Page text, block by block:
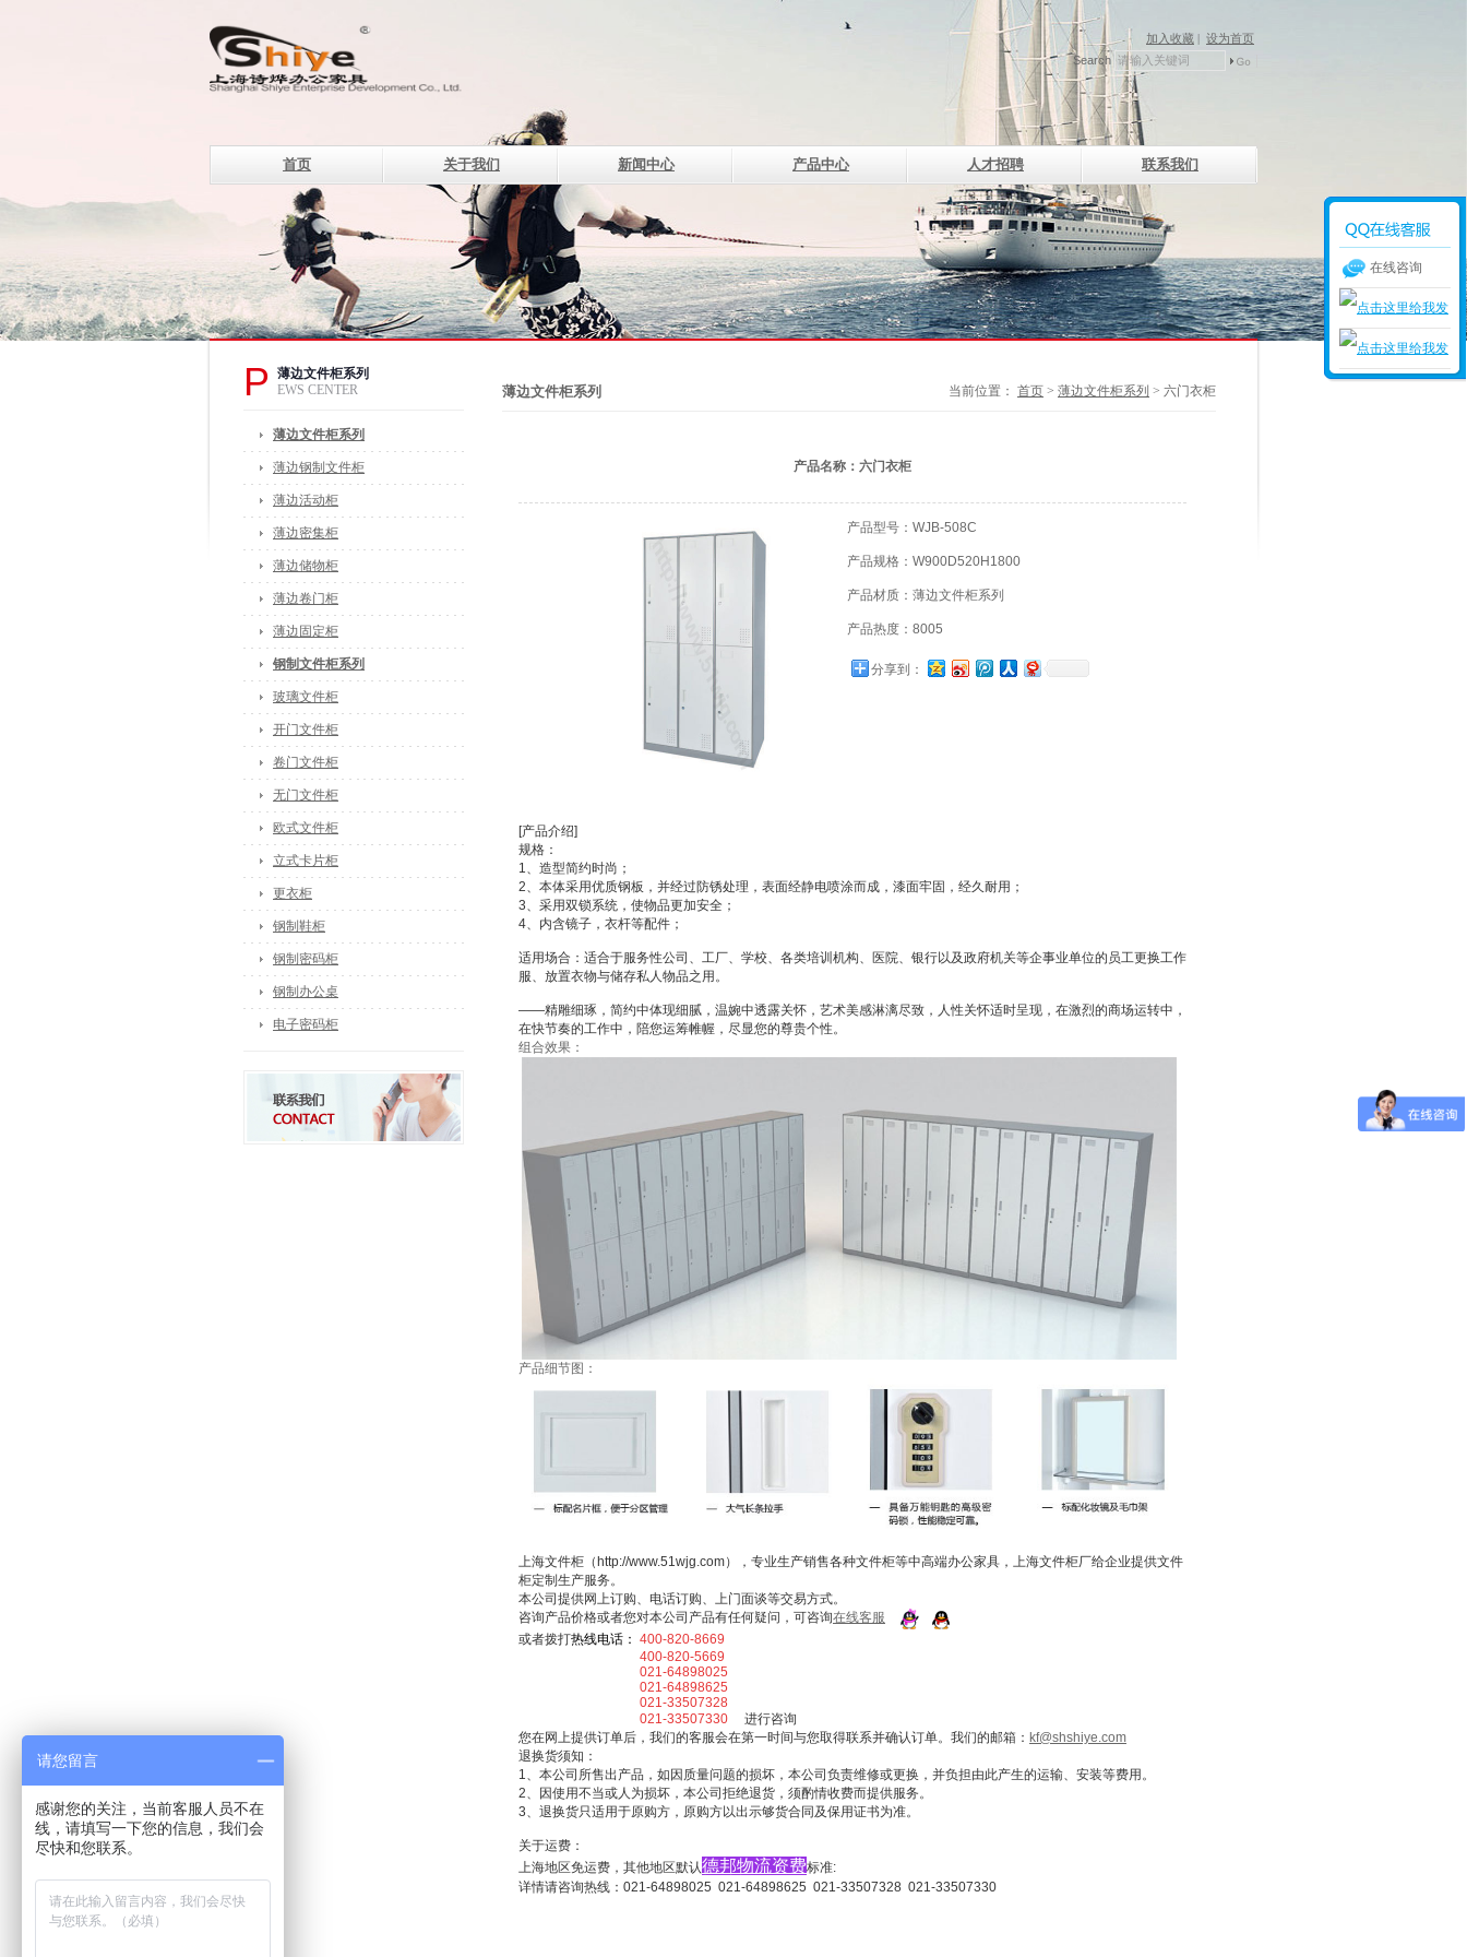
加入收藏 | 设为首页
Search
首页 关于我们 新闻中心 产品中心 人才招聘 联系我们
上海诗烨企业发展有限公司是专业生产及经营
钢制系列办公家具的现代化企业。... [查看全部]
电话：400-820-8669 400-820-5669
传真：021-33507330
邮箱：of@shshiye.com
P
薄边文件柜系列
EWS CENTER
薄边文件柜系列
薄边钢制文件柜
薄边活动柜
薄边密集柜
薄边储物柜
薄边卷门柜
薄边固定柜
钢制文件柜系列
玻璃文件柜
开门文件柜
卷门文件柜
无门文件柜
欧式文件柜
立式卡片柜
更衣柜
钢制鞋柜
钢制密码柜
钢制办公桌
电子密码柜
当前位置： 首页 > 薄边文件柜系列 > 六门衣柜
薄边文件柜系列
产品名称：六门衣柜
产品型号：WJB-508C
产品规格：W900D520H1800
产品材质：薄边文件柜系列
产品热度：8005
分享到：
[产品介绍]
规格：
1、造型简约时尚；
2、本体采用优质钢板，并经过防锈处理，表面经静电喷涂而成，漆面牢固，经久耐用；
3、采用双锁系统，使物品更加安全；
4、内含镜子，衣杆等配件；
适用场合：适合于服务性公司、工厂、学校、各类培训机构、医院、银行以及政府机关等企事业单位的员工更换工作
服、放置衣物与储存私人物品之用。
——精雕细琢，简约中体现细腻，温婉中透露关怀，艺术美感淋漓尽致，人性关怀适时呈现，在激烈的商场运转中，
在快节奏的工作中，陪您运筹帷幄，尽显您的尊贵个性。
组合效果：
产品细节图：
上海文件柜（http://www.51wjg.com），专业生产销售各种文件柜等中高端办公家具，上海文件柜厂给企业提供文件
柜定制生产服务。
本公司提供网上订购、电话订购、上门面谈等交易方式。
咨询产品价格或者您对本公司产品有任何疑问，可咨询在线客服
或者拨打热线电话： 400-820-8669
400-820-5669
021-64898025
021-64898625
021-33507328
021-33507330 进行咨询
您在网上提供订单后，我们的客服会在第一时间与您取得联系并确认订单。我们的邮箱： kf@shshiye.com
退换货须知：
1、本公司所售出产品，如因质量问题的损坏，本公司负责维修或更换，并负担由此产生的运输、安装等费用。
2、因使用不当或人为损坏，本公司拒绝退货，须酌情收费而提供服务。
3、退换货只适用于原购方，原购方以出示够货合同及保用证书为准。
关于运费：
上海地区免运费，其他地区默认德邦物流资费标准:
详情请咨询热线：021-64898025 021-64898625 021-33507328 021-33507330
在线咨询
请您留言
感谢您的关注，当前客服人员不在
线，请填写一下您的信息，我们会
尽快和您联系。